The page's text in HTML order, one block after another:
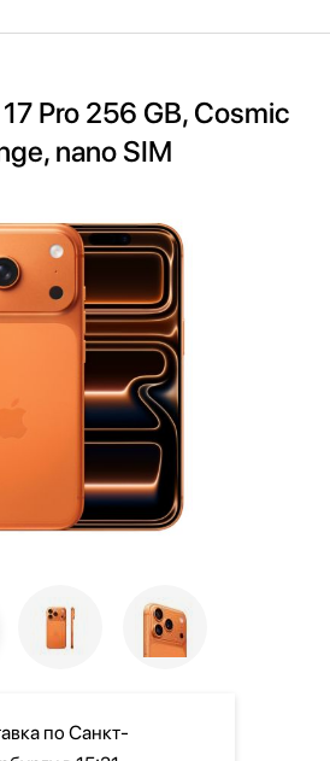
Pro 256 GB, Cosmic
nano SIM
по Санкт-